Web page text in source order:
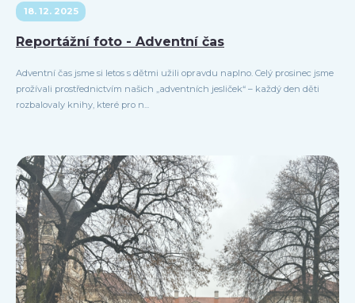
18. 12. 2025
Reportážní foto - Adventní čas
Adventní čas jsme si letos s dětmi užili opravdu naplno. Celý prosinec jsme
prožívali prostřednictvím našich „adventních jesliček“ – každý den děti
rozbalovaly knihy, které pro n...